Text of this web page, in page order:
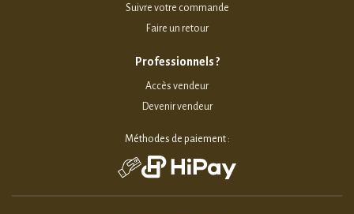
Suivre votre commande
Faire un retour
Professionnels ?
Accès vendeur
Devenir vendeur
Méthodes de paiement :